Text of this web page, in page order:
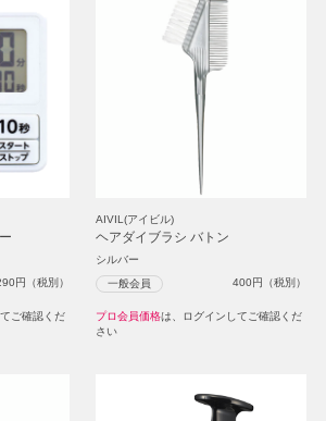
円（税別）
ご確認くだ
AIVIL(アイビル)
ヘアダイブラシ バトン
シルバー
一般会員 400円（税別）
プロ会員価格は、ログインしてご確認くだ
さい